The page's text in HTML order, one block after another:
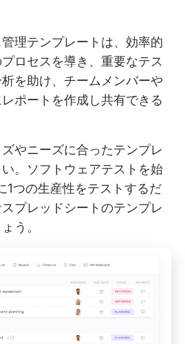
理テンプレートは、効率的
ロセスを導き、重要なテス
を助け、チームメンバーや
ポートを作成し共有できる
やニーズに合ったテンプレ
。ソフトウェアテストを始
1つの生産性をテストするだ
プレッドシートのテンプレ
う。